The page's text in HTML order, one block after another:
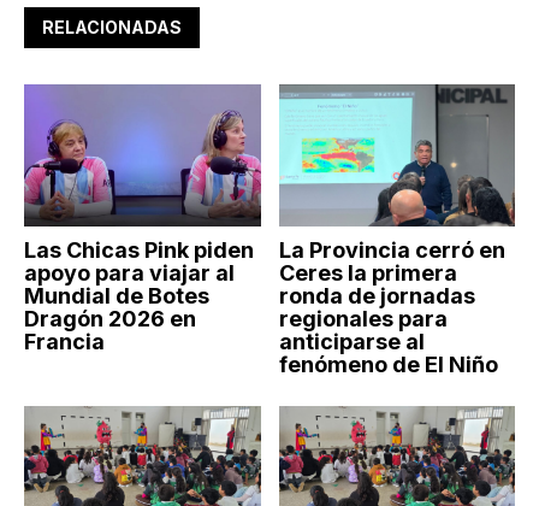
RELACIONADAS
Las Chicas Pink piden
apoyo para viajar al
Mundial de Botes
Dragón 2026 en
Francia
La Provincia cerró en
Ceres la primera
ronda de jornadas
regionales para
anticiparse al
fenómeno de El Niño